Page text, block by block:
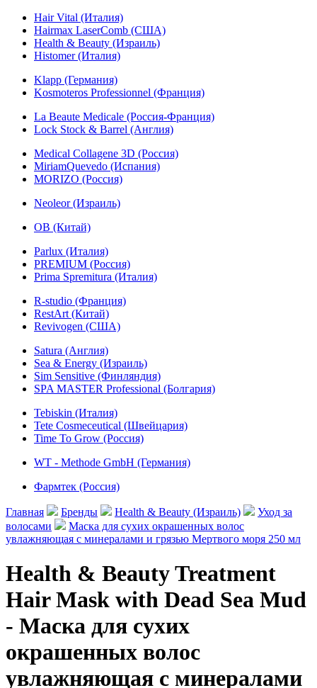
Hair Vital (Италия)
Hairmax LaserComb (США)
Health & Beauty (Израиль)
Histomer (Италия)
Klapp (Германия)
Kosmoteros Professionnel (Франция)
La Beaute Medicale (Россия-Франция)
Lock Stock & Barrel (Англия)
Medical Collagene 3D (Россия)
MiriamQuevedo (Испания)
MORIZO (Россия)
Neoleor (Израиль)
OB (Китай)
Parlux (Италия)
PREMIUM (Россия)
Prima Spremitura (Италия)
R-studio (Франция)
RestArt (Китай)
Revivogen (США)
Satura (Англия)
Sea & Energy (Израиль)
Sim Sensitive (Финляндия)
SPA MASTER Professional (Болгария)
Tebiskin (Италия)
Tete Cosmeceutical (Швейцария)
Time To Grow (Россия)
WT - Methode GmbH (Германия)
Фармтек (Россия)
Главная Бренды Health & Beauty (Израиль)
Уход за
волосами
Маска для сухих окрашенных волос
увлажняющая с минералами и грязью Мертвого моря 250 мл
Health & Beauty Treatment
Hair Mask with Dead Sea Mud
- Маска для сухих
окрашенных волос
увлажняющая с минералами